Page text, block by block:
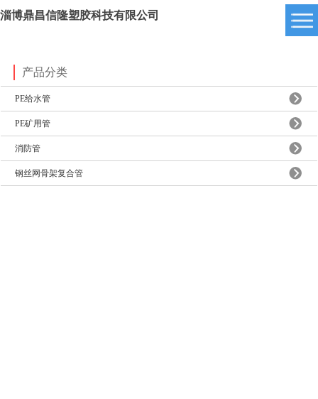
淄博鼎昌信隆塑胶科技有限公司
产品分类
PE给水管
PE矿用管
消防管
钢丝网骨架复合管